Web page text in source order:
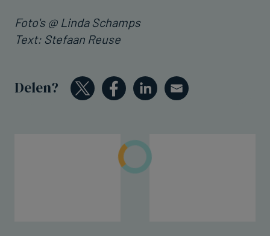
Foto's @ Linda Schamps
Text: Stefaan Reuse
Delen?